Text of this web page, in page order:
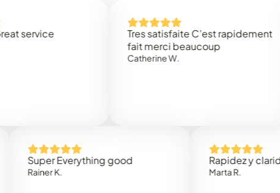
Tres satisfaite C’est rapidement
fait merci beaucoup
Catherine W.
Super Everything good Rapidez y claridad